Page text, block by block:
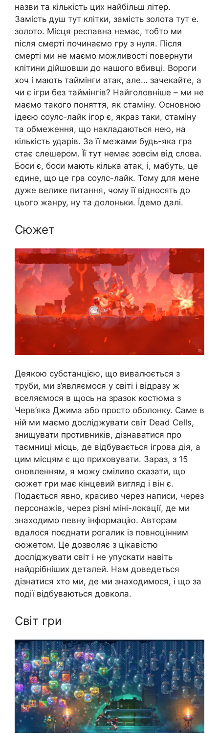
назви та кількість цих найбільш літер.
Замість душ тут клітки, замість золота тут е.
золото. Місця респавна немає, тобто ми
після смерті починаємо гру з нуля. Після
смерті ми не маємо можливості повернути
клітини дійшовши до нашого вбивці. Вороги
хоч і мають таймінги атак, але… зачекайте, а
чи є ігри без таймінгів? Найголовніше – ми не
маємо такого поняття, як стаміну. Основною
ідеєю соулс-лайк ігор є, якраз таки, стаміну
та обмеження, що накладаються нею, на
кількість ударів. За її межами будь-яка гра
стає слешером. Її тут немає зовсім від слова.
Боси є, боси мають кілька атак, і, мабуть, це
єдине, що це гра соулс-лайк. Тому для мене
дуже велике питання, чому її відносять до
цього жанру, ну та долоньки. Їдемо далі.
Сюжет
Деякою субстанцією, що вивалюється з
труби, ми з’являємося у світі і відразу ж
вселяємося в щось на зразок костюма з
Черв’яка Джима або просто оболонку. Саме в
ній ми маємо досліджувати світ Dead Cells,
знищувати противників, дізнаватися про
таємниці місць, де відбувається ігрова дія, а
цим місцям є що приховувати. Зараз, з 15
оновленням, я можу сміливо сказати, що
сюжет гри має кінцевий вигляд і він є.
Подається явно, красиво через написи, через
персонажів, через різні міні-локації, де ми
знаходимо певну інформацію. Авторам
вдалося поєднати рогалик із повноцінним
сюжетом. Це дозволяє з цікавістю
досліджувати світ і не упускати навіть
найдрібніших деталей. Нам доведеться
дізнатися хто ми, де ми знаходимося, і що за
події відбуваються довкола.
Світ гри